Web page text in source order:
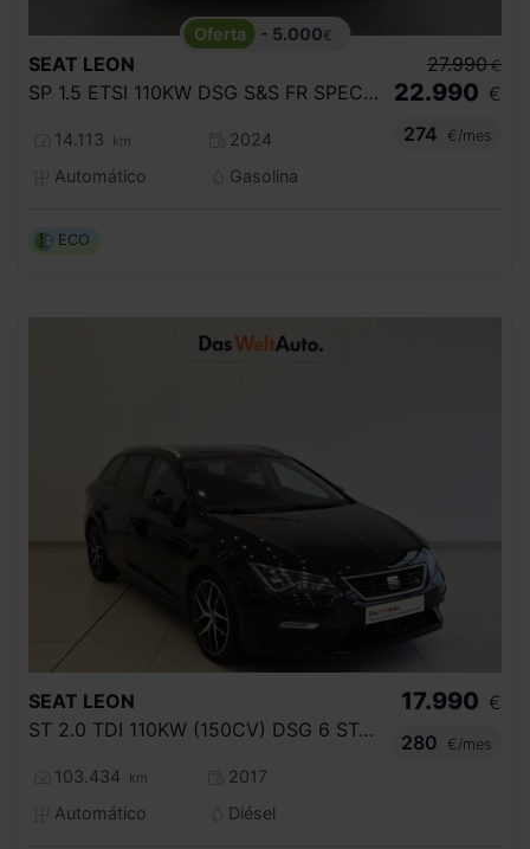
- 5.000€
SEAT LEON
SP 1.5 ETSI 110KW DSG S&S FR SPECIAL ED
14.113 km
2024
Automático
Gasolina
27.990 €
22.990 €
274
€/mes
ECO
SEAT LEON
ST 2.0 TDI 110KW (150CV) DSG 6 ST&SP FR
103.434 km
2017
Automático
Diésel
17.990 €
280
€/mes